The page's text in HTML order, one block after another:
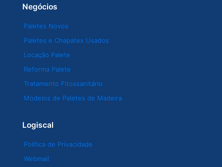
Negócios
Paletes Novos
Paletes e Chapatex Usados
Locação Palete
Reforma Palete
Tratamento Fitossanitário
Modelos de Paletes de Madeira
Logiscal
Política de Privacidade
Webmail